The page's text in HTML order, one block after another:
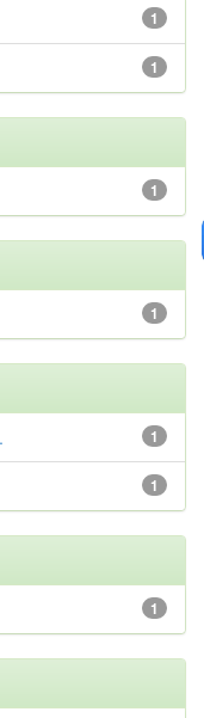
1
1
1
1
1
1
1